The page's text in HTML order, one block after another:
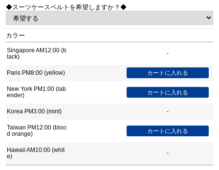
◆スーツケースベルトを希望しますか？◆
カラー
Singapore AM12:00 (b
lack)
-
Paris PM8:00 (yellow)
New York PM1:00 (lab
ender)
Korea PM3:00 (mint) -
Taiwan PM12:00 (bloo
d orange)
Hawaii AM10:00 (whit
e)
-